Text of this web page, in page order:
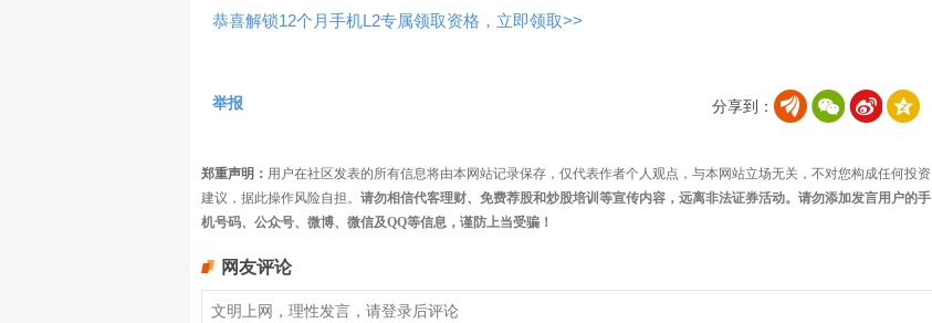
恭喜解锁12个月手机L2专属领取资格，立即领取>>
分享到：
举报
郑重声明： 用户在社区发表的所有信息将由本网站记录保存，仅代表作者个人观点，与本网站立场无关，不对您构成任何投资
建议，据此操作风险自担。 请勿相信代客理财、免费荐股和炒股培训等宣传内容，远离非法证券活动。请勿添加发言用户的手
机号码、公众号、微博、微信及QQ等信息，谨防上当受骗！
网友评论